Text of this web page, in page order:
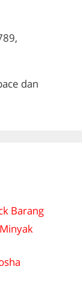
dan
Barang